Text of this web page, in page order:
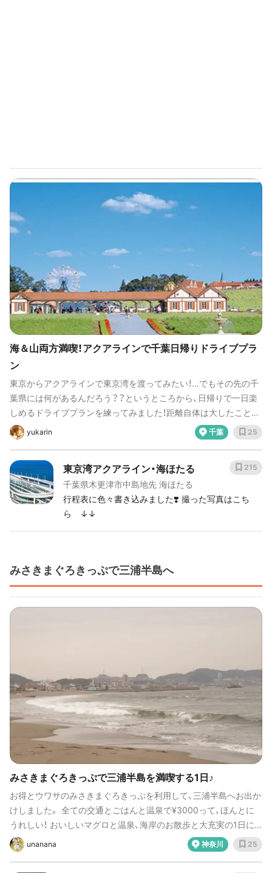
海＆山両方満喫！アクアラインで千葉日帰りドライブプラ
ン
東京からアクアラインで東京湾を渡ってみたい！…でもその先の千
葉県には何があるんだろう？？というところから、日帰りで一日楽
しめるドライブプランを練ってみました！距離自体は大したことな
いので渋滞さえうまく避ければ運転も余裕です。海と山と丘の大
自然トリオ、肉と魚のバーベキュー、撮影スポットも盛りだくさん
21時到着で丸半日。ついでに首都高ルートで東京タワー横やレイ
ンボーブリッジや羽田空港も通ると、車中からの眺めも楽しめてさ
らにいい感じです！
yukarin 千葉 25
東京湾アクアライン・海ほたる
千葉県木更津市中島地先 海ほたる
行程表に色々書き込みました❣️ 撮った写真はこち
ら ↓↓
215
みさきまぐろきっぷで三浦半島へ
みさきまぐろきっぷで三浦半島を満喫する1日♪
お得とウワサのみさきまぐろきっぷを利用して、三浦半島へお出か
けしました。 全ての交通とごはんと温泉で¥3000って、ほんとに
うれしい！ おいしいマグロと温泉、海岸のお散歩と大充実の1日に
なりました♪ 三浦海岸→お寿司→産直センター→城ヶ島→温泉とい
うルート。
unanana 神奈川 25